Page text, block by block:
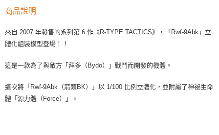
商品說明
來自 2007 年發售的系列第 6 作《R-TYPE TACTICS》，「Rwf-9Abk」立
體化組裝模型登場！！
這是一款為了與敵方「拜多（Bydo）」戰鬥而開發的機體。
這次將「Rwf-9Abk（箭頭BK）」以 1/100 比例立體化，並附屬了神祕生命
體「源力體（Force）」。